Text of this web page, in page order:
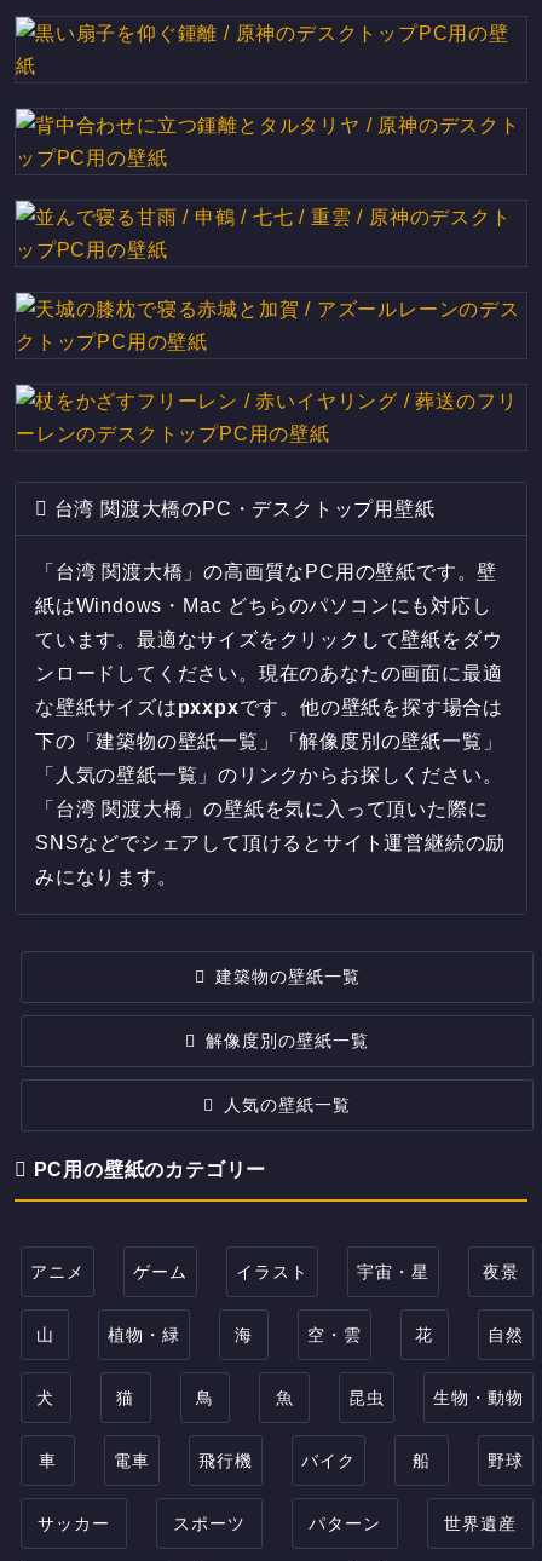
台湾 関渡大橋のPC・デスクトップ用壁紙
「台湾 関渡大橋」の高画質なPC用の壁紙です。壁
紙はWindows・Mac どちらのパソコンにも対応し
ています。最適なサイズをクリックして壁紙をダウ
ンロードしてください。現在のあなたの画面に最適
な壁紙サイズはpxxpxです。他の壁紙を探す場合は
下の「建築物の壁紙一覧」「解像度別の壁紙一覧」
「人気の壁紙一覧」のリンクからお探しください。
「台湾 関渡大橋」の壁紙を気に入って頂いた際に
SNSなどでシェアして頂けるとサイト運営継続の励
みになります。
建築物の壁紙一覧
解像度別の壁紙一覧
人気の壁紙一覧
PC用の壁紙のカテゴリー
アニメ ゲーム イラスト 宇宙・星 夜景
山 植物・緑 海 空・雲 花 自然
犬 猫 鳥 魚 昆虫 生物・動物
車 電車 飛行機 バイク 船 野球
サッカー スポーツ パターン 世界遺産